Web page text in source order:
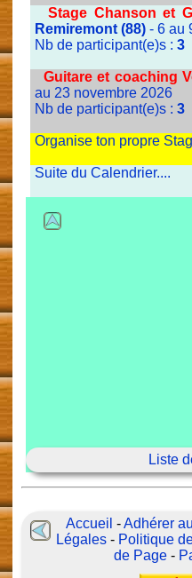
Stage Chanson et
Remiremont (88)- 6 au
Nb de participant(e)s : 3
Guitare et coaching
au 23 novembre 2026
Nb de participant(e)s : 3
Organise ton propre
Suite du Calendrier....
Liste
Accueil -Adhérer
Légales - Politique
de Page-